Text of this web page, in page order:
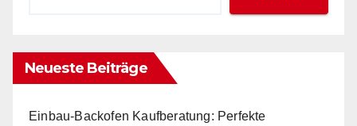
Neueste Beiträge
Einbau-Backofen Kaufberatung: Perfekte